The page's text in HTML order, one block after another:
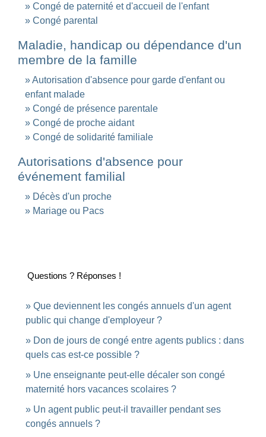
Congé de paternité et d'accueil de l'enfant
Congé parental
Maladie, handicap ou dépendance d'un
membre de la famille
Autorisation d'absence pour garde d'enfant ou
enfant malade
Congé de présence parentale
Congé de proche aidant
Congé de solidarité familiale
Autorisations d'absence pour
événement familial
Décès d'un proche
Mariage ou Pacs
Questions ? Réponses !
Que deviennent les congés annuels d'un agent
public qui change d'employeur ?
Don de jours de congé entre agents publics : dans
quels cas est-ce possible ?
Une enseignante peut-elle décaler son congé
maternité hors vacances scolaires ?
Un agent public peut-il travailler pendant ses
congés annuels ?